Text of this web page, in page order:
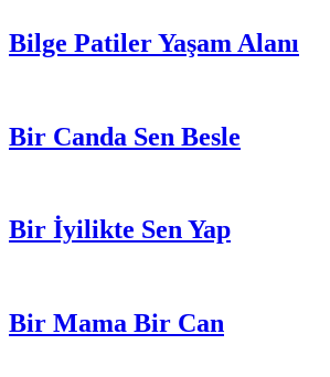
Bilge Patiler Yaşam Alanı
Bir Canda Sen Besle
Bir İyilikte Sen Yap
Bir Mama Bir Can